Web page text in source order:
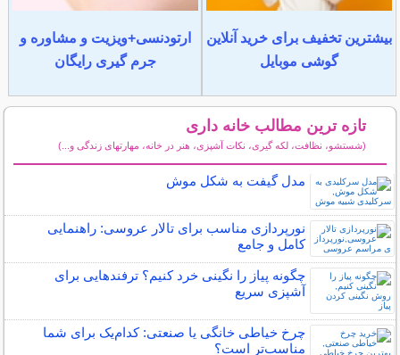
بیشترین تخفیف برای خرید آنلاین
گوشی موبایل
ارتودنسی+ویزیت و مشاوره و
جرم گیری رایگان
تازه ترین مطالب خانه داری
(شستشو، نظافت، لکه گیری، نکات آشپزی، هنر در خانه، مهارتهای زندگی و...)
مدل گیفت به شکل موش
نورپردازی مناسب برای تالار عروسی: راهنمایی
کامل و جامع
چگونه پیاز را نگینی خرد کنیم؟ ترفندهایی برای
آشپزی سریع
چرخ خیاطی خانگی یا صنعتی: کدام‌یک برای شما
مناسب‌تر است؟